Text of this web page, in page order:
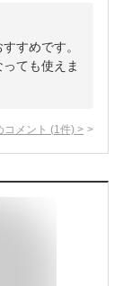
すめです。
ても使えま
コメント (1 件) >